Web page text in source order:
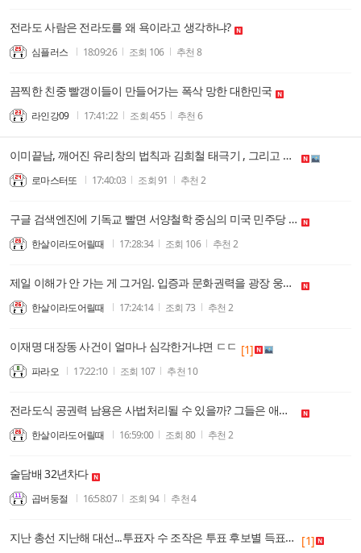
전라도 사람은 전라도를 왜 욕이라고 생각하냐?
심플러스 18:09:26 조회 106 추천 8
끔찍한 친중 빨갱이들이 만들어가는 폭삭 망한 대한민국
라인강09 17:41:22 조회455 추천 6
이미끝남, 깨어진 유리창의 법칙과 김희철 태극기 , 그리고 암세포.....
로마스터또 17:40:03 조회91 추천 2
구글 검색엔진에 기독교 빨면 서양철학 중심의 미국 민주당 옹호 바로 나온다. 그런데, 80대 동학노인의 속임수는 아나? 헬라인본주의가 동학이라고 퉁치는게 김영삼 때
한살이라도어릴때 17:28:34 조회 106 추천 2
제일 이해가 안 가는 게 그거임. 입증과 문화권력을 광장 웅변대회로 퉁치는게 말이 되는 일인가? 자유당 때를 그리워하는 팔십대 노인의 정신승리의 무한반복
한살이라도어릴때 17:24:14 조회 73 추천 2
이재명 대장동 사건이 얼마나 심각한거냐면 ㄷㄷ [1]
파라오 17:22:10 조회 107 추천 10
전라도식 공권력 남용은 사법처리될 수 있을까? 그들은 애초부터 책임질 의사없이 국민의 돈으로 도박했다.(본인은 경상도식 공권력남용 절대 쉴드 안 친다!)
한살이라도어릴때 16:59:00 조회 80 추천 2
술담배 32년차다
곱버둥절 16:58:07 조회 94 추천4
지난 총선 지난해 대선...투표자 수 조작은 투표 후보별 득표수도 조작했다는 말? [1]